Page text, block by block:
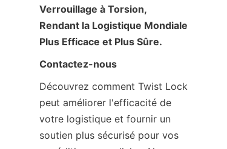
Verrouillage à Torsion,
Rendant la Logistique Mondiale
Plus Efficace et Plus Sûre.
Contactez-nous
Découvrez comment Twist Lock
peut améliorer l'efficacité de
votre logistique et fournir un
soutien plus sécurisé pour vos